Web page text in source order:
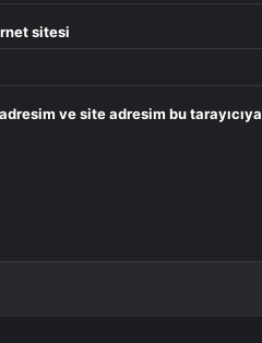
sitesi
ve site adresim bu tarayıcıya